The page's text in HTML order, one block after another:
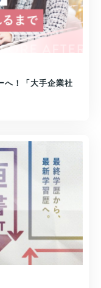
へ！「大手企業社